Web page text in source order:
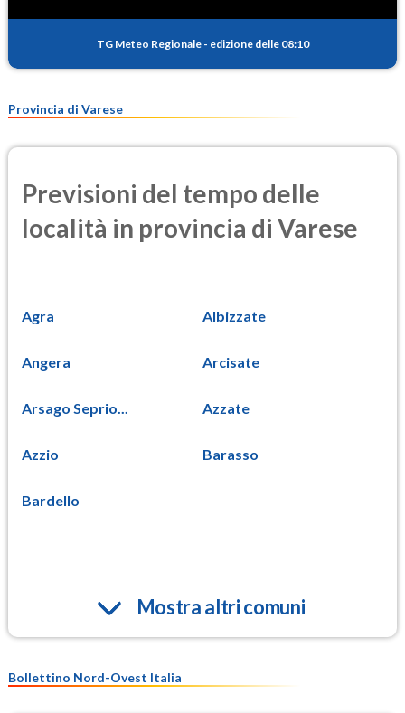
TG Meteo Regionale - edizione delle 08:10
Provincia di Varese
Previsioni del tempo delle
località in provincia di Varese
Agra Albizzate
Angera Arcisate
Arsago Seprio... Azzate
Azzio Barasso
Bardello
Mostra altri comuni
Bollettino Nord-Ovest Italia